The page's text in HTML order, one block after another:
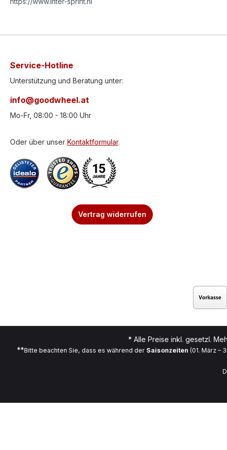
Service-Hotline
Unterstützung und Beratung unter:
info@goodwheel.at
Mo-Fr, 08:00 - 18:00 Uhr
Oder über unser Kontaktformular.
Vertrag widerrufen
* Alle Preise inkl. gesetzl.
**Bitte beachten Sie, dass es während der Saisonzeiten (01. März –